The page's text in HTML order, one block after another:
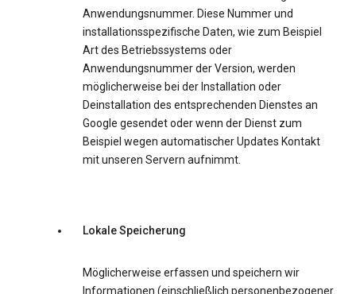
Anwendungsnummer. Diese Nummer und
installationsspezifische Daten, wie zum Beispiel
Art des Betriebssystems oder
Anwendungsnummer der Version, werden
möglicherweise bei der Installation oder
Deinstallation des entsprechenden Dienstes an
Google gesendet oder wenn der Dienst zum
Beispiel wegen automatischer Updates Kontakt
mit unseren Servern aufnimmt.
Lokale Speicherung
Möglicherweise erfassen und speichern wir
Informationen (einschließlich personenbezogener